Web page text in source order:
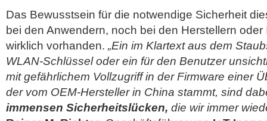
Das Bewusstsein für die notwendige Sicherheit
bei den Anwendern, noch bei den Herstellern
wirklich vorhanden. „Ein im Klartext aus dem
WLAN-Schlüssel oder ein für den Benutzer
mit gefährlichem Vollzugriff in der Firmware einer
der vom OEM-Hersteller in China stammt, sind
immensen Sicherheitslücken, die wir immer